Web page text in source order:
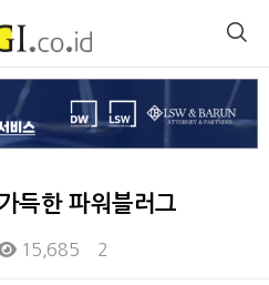
득한 파워블러그
15,685 2